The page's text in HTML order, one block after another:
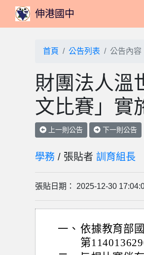
伸港國中
首頁 公告列表 公告內容
財團法人溫
文比賽」實
上一則公告 下一則公告
學務 / 張貼者 訓育組長
張貼日期： 2025-12-30
一、 依據教育部
第